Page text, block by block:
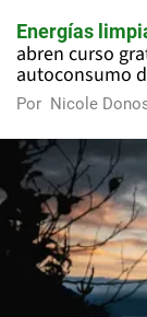
Energías
abren curso
autoconsumo
Por Nicole